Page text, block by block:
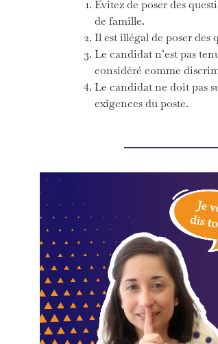
Évitez de poser des
de famille.
Il est illégal de poser des
Le candidat n’est pas
considéré comme
Le candidat ne doit pas
exigences du poste.